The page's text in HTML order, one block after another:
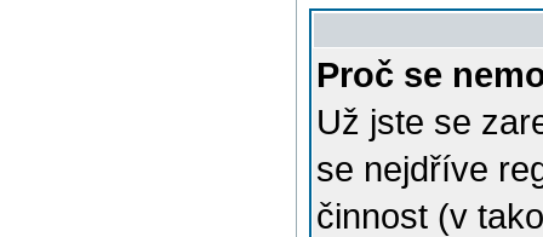
Proč se
Už jste se
se nejdříve
činnost (v